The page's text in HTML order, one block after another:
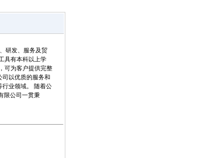
研发、服务及贸
具有本科以上学
可为客户提供完整
以优质的服务和
行业领域。 随着公
限公司一贯秉